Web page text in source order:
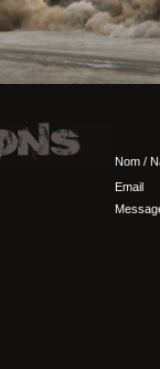
Nom /
Email